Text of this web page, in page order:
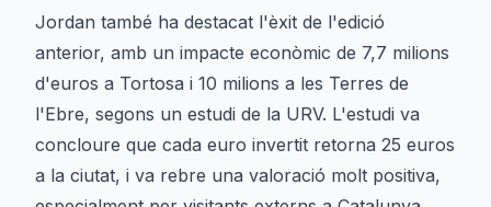
Jordan també ha destacat l'èxit de l'edició
anterior, amb un impacte econòmic de 7,7 milions
d'euros a Tortosa i 10 milions a les Terres de
l'Ebre, segons un estudi de la URV. L'estudi va
concloure que cada euro invertit retorna 25 euros
a la ciutat, i va rebre una valoració molt positiva,